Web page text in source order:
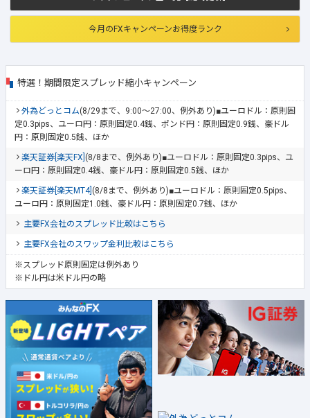
今月のFXキャンペーンお得度ランク
特選！期間限定スプレッド縮小キャンペーン
外為どっとコム(8/29まで、9:00～27:00、例外あり)■ユーロドル：原則固
定0.3pips、ユーロ円：原則固定0.4銭、ポンド円：原則固定0.9銭、豪ドル
円：原則固定0.5銭、ほか
楽天証券[楽天FX] (8/8まで、例外あり)■ユーロドル：原則固定0.3pips、ユ
ーロ円：原則固定0.4銭、豪ドル円：原則固定0.5銭、ほか
楽天証券[楽天MT4] (8/8まで、例外あり)■ユーロドル：原則固定0.5pips、
ユーロ円：原則固定1.0銭、豪ドル円：原則固定0.7銭、ほか
主要FX会社のスプレッド比較はこちら
主要FX会社のスワップ金利比較はこちら
※スプレッド原則固定は例外あり
※ドル円は米ドル円の略